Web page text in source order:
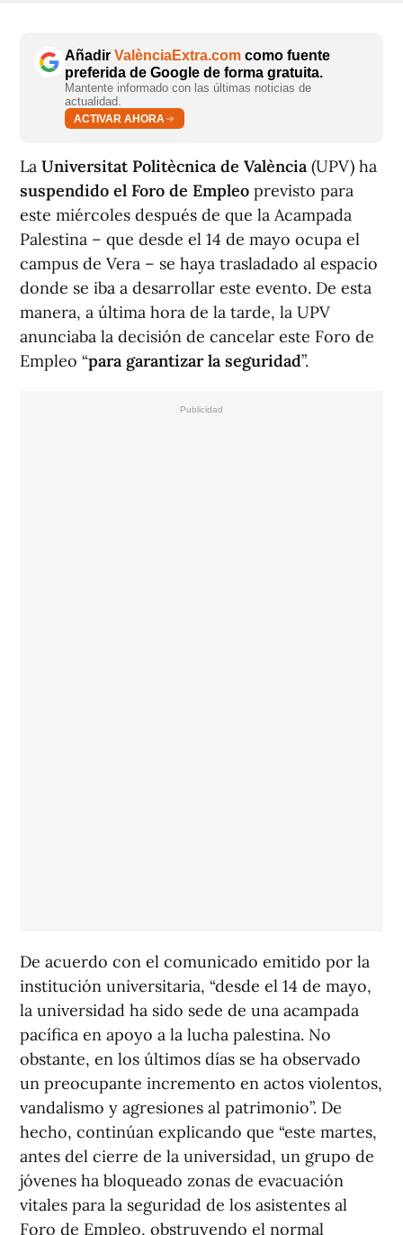
Añadir ValènciaExtra.com como fuente
preferida de Google de forma gratuita.
Mantente informado con las últimas noticias de
actualidad.
ACTIVAR AHORA
La Universitat Politècnica de València (UPV) ha
suspendido el Foro de Empleo previsto para
este miércoles después de que la Acampada
Palestina – que desde el 14 de mayo ocupa el
campus de Vera – se haya trasladado al espacio
donde se iba a desarrollar este evento. De esta
manera, a última hora de la tarde, la UPV
anunciaba la decisión de cancelar este Foro de
Empleo “para garantizar la seguridad”.
De acuerdo con el comunicado emitido por la
institución universitaria, “desde el 14 de mayo,
la universidad ha sido sede de una acampada
pacífica en apoyo a la lucha palestina. No
obstante, en los últimos días se ha observado
un preocupante incremento en actos violentos,
vandalismo y agresiones al patrimonio”. De
hecho, continúan explicando que “este martes,
antes del cierre de la universidad, un grupo de
jóvenes ha bloqueado zonas de evacuación
vitales para la seguridad de los asistentes al
Foro de Empleo, obstruyendo el normal